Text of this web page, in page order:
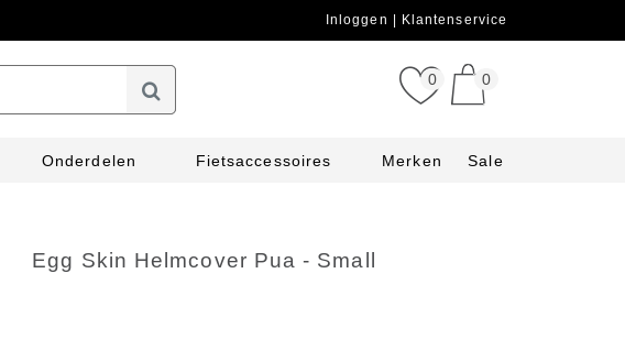
Inloggen Klantenservice
0 0
Onderdelen Fietsaccessoires Merken Sale
Egg Skin Helmcover Pua - Small